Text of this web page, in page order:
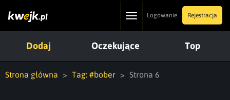
ToggleLogowanie Rejestracja
Dodaj Oczekujące Top
Strona główna Tag: #bober Strona 6